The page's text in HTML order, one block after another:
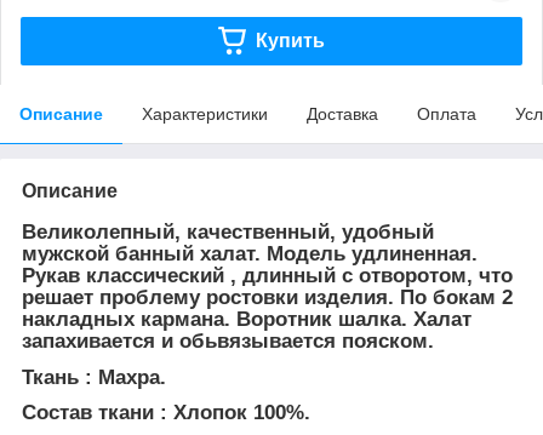
Купить
Описание Характеристики Доставка Оплата
Описание
Великолепный, качественный, удобный
мужской банный халат. Модель удлиненная.
Рукав классический , длинный с отворотом, что
решает проблему ростовки изделия. По бокам 2
накладных кармана. Воротник шалка. Халат
запахивается и обьвязывается пояском.
Ткань : Махра.
Состав ткани : Хлопок 100%.